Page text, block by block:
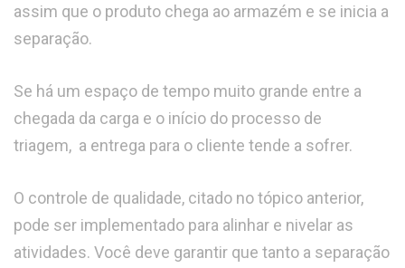
assim que o produto chega ao armazém e se inicia a
separação.
Se há um espaço de tempo muito grande entre a
chegada da carga e o início do processo de
triagem, a entrega para o cliente tende a sofrer.
O controle de qualidade, citado no tópico anterior,
pode ser implementado para alinhar e nivelar as
atividades. Você deve garantir que tanto a separação